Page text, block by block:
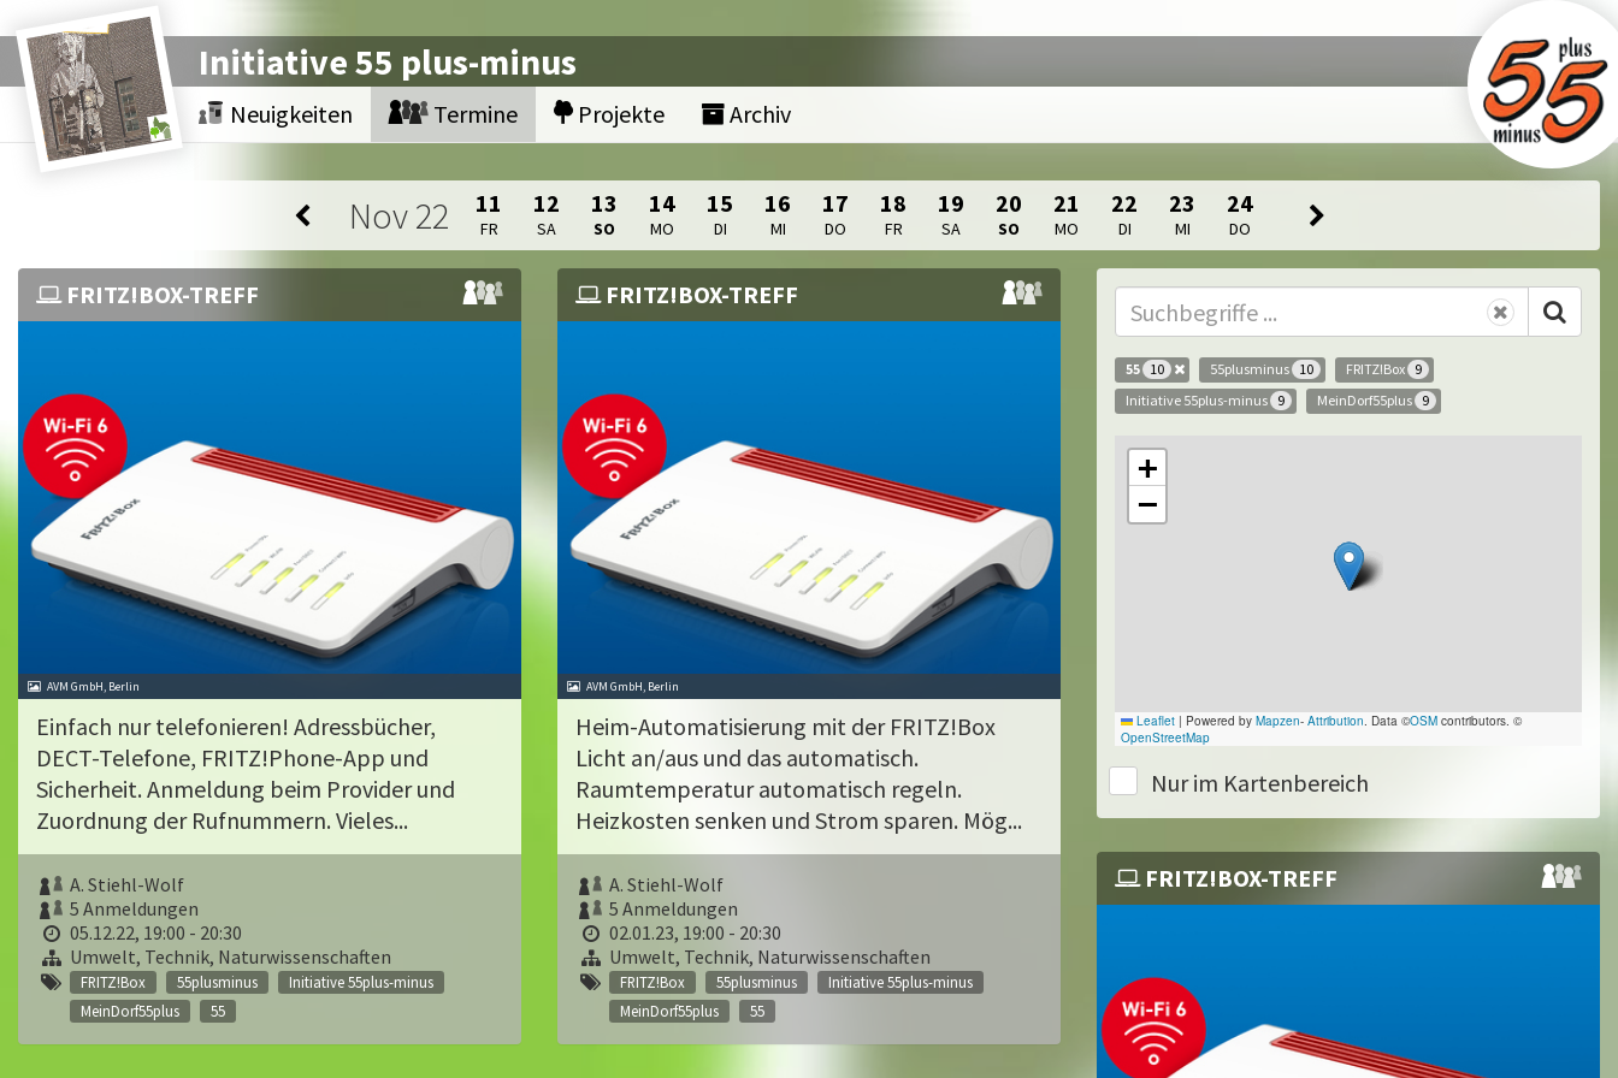
Initiative 55 plus-minus
Neuigkeiten Termine Projekte Archiv
Nov22 11
FR
12
SA
13
SO
14
MO
15
DI
16
MI
17
DO
18
FR
19
SA
20
SO
21
MO
22
DI
23
MI
24
DO
55 10 55plusminus 10 FRITZ!Box 9
Initiative 55plus-minus 9 MeinDorf55plus 9
+
−
Leaflet | Powered by Mapzen- Attribution. Data ©OSM contributors. ©
OpenStreetMap
Nur im Kartenbereich
FRITZ!BOX-TREFF
AVM GmbH, Berlin
Einfach nur telefonieren! Adressbücher,
DECT-Telefone, FRITZ!Phone-App und
Sicherheit. Anmeldung beim Provider und
Zuordnung der Rufnummern. Vieles...
A. Stiehl-Wolf
5 Anmeldungen
05.12.22, 19:00 - 20:30
Umwelt, Technik, Naturwissenschaften
FRITZ!Box 55plusminus
Initiative 55plus-minus
MeinDorf55plus
55
FRITZ!BOX-TREFF
AVM GmbH, Berlin
Heim-Automatisierung mit der FRITZ!Box
Licht an/aus und das automatisch.
Raumtemperatur automatisch regeln.
Heizkosten senken und Strom sparen. Mög...
A. Stiehl-Wolf
5 Anmeldungen
02.01.23, 19:00 - 20:30
Umwelt, Technik, Naturwissenschaften
FRITZ!Box 55plusminus
Initiative 55plus-minus
MeinDorf55plus
55
FRITZ!BOX-TREFF